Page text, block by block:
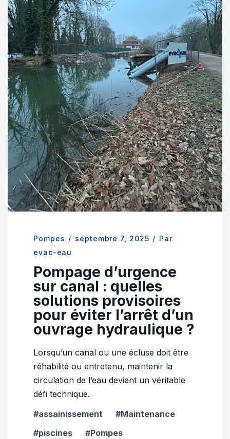
Pompes / septembre 7, 2025 / Par
evac-eau
Pompage d’urgence
sur canal : quelles
solutions provisoires
pour éviter l’arrêt d’un
ouvrage hydraulique ?
Lorsqu’un canal ou une écluse doit être
réhabilité ou entretenu, maintenir la
circulation de l’eau devient un véritable
défi technique.
assainissement
Maintenance
piscines
Pompes